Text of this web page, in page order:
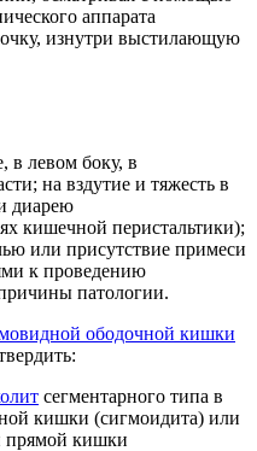
аппарата
изнутри выстилающую
в левом боку, в
на вздутие и тяжесть в
диарею
кишечной перистальтики);
или присутствие примеси
к проведению
патологии.
ободочной кишки
сегментарного типа в
кишки (сигмоидита) или
прямой кишки